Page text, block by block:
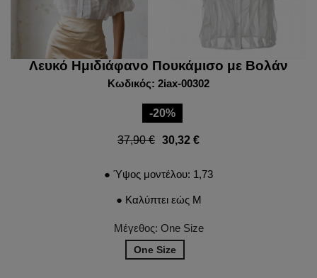
Λευκό Ημιδιάφανο Πουκάμισο με Βολάν
Κωδικός: 2iax-00302
-20%
37,90 € 30,32 €
● Ύψος μοντέλου: 1,73
● Καλύπτει εώς M
Μέγεθος: One Size
One Size